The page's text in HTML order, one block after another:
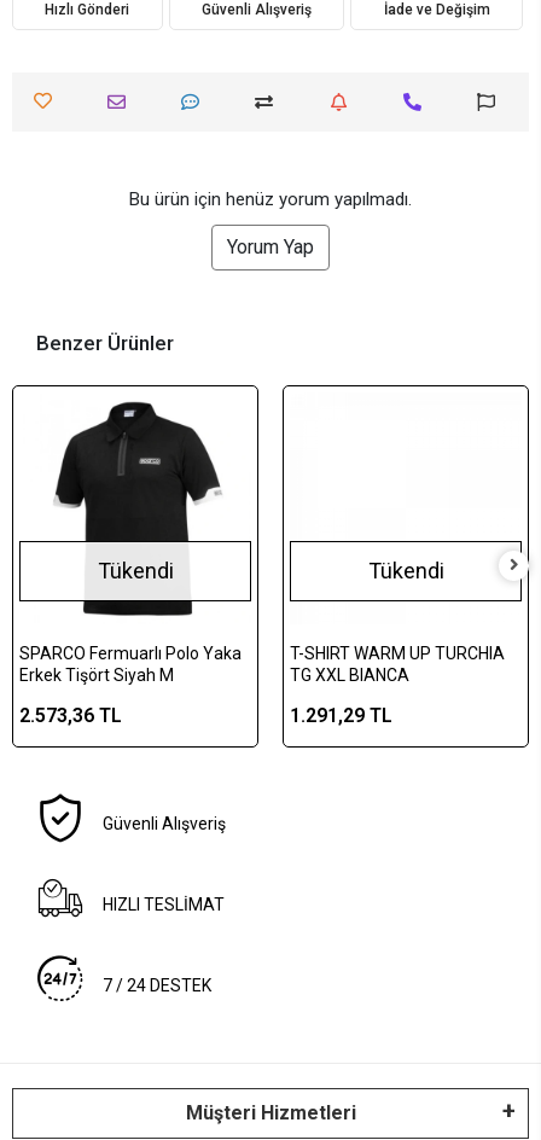
Hızlı Gönderi Güvenli Alışveriş İade ve Değişim
Bu ürün için henüz yorum yapılmadı.
Yorum Yap
Benzer Ürünler
Tükendi
SPARCO Fermuarlı Polo Yaka
Erkek Tişört Siyah M
2.573,36 TL
Tükendi
T-SHIRT WARM UP TURCHIA
TG XXL BIANCA
1.291,29 TL
Güvenli Alışveriş
HIZLI TESLİMAT
7 / 24 DESTEK
Müşteri Hizmetleri